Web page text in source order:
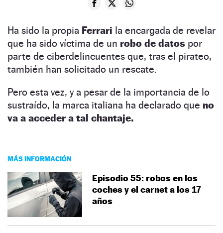
Ha sido la propia Ferrari la encargada de revelar
que ha sido víctima de un robo de datos por
parte de ciberdelincuentes que, tras el pirateo,
también han solicitado un rescate.
Pero esta vez, y a pesar de la importancia de lo
sustraído, la marca italiana ha declarado que no
va a acceder a tal chantaje.
MÁS INFORMACIÓN
Episodio 55: robos en los
coches y el carnet a los 17
años